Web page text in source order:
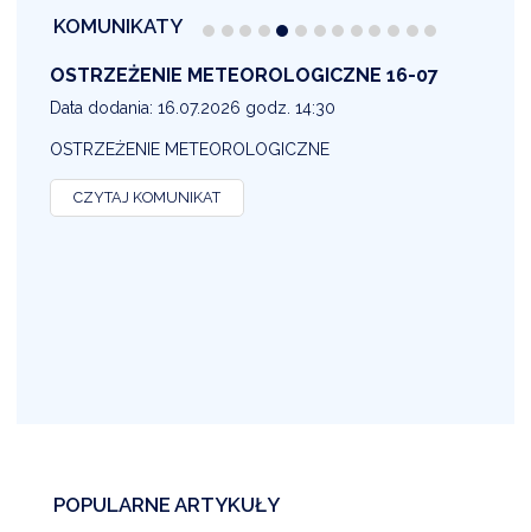
KOMUNIKATY
OSTRZEŻENIE METEOROLOGICZNE 16-07
Data dodania: 16.07.2026 godz. 14:30
OSTRZEŻENIE METEOROLOGICZNE
CZYTAJ KOMUNIKAT
POPULARNE ARTYKUŁY